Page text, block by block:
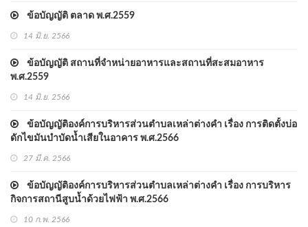
ข้อบัญญัติ ตลาด พ.ศ.2559
14 มิ.ย. 2566
ข้อบัญญัติ สถานที่จำหน่ายอาหารและสถานที่สะสมอาหาร
พ.ศ.2559
14 มิ.ย. 2566
ข้อบัญญัติองค์การบริหารส่วนตำบลเหล่าต่างคำ เรื่อง การติดตั้งบ่อ
ดักไขมันบำบัดน้ำเสียในอาคาร พ.ศ.2566
27 มี.ค. 2566
ข้อบัญญัติองค์การบริหารส่วนตำบลเหล่าต่างคำ เรื่อง การบริหาร
กิจการสถานีสูบน้ำด้วยไฟฟ้า พ.ศ.2566
10 ก.พ. 2566